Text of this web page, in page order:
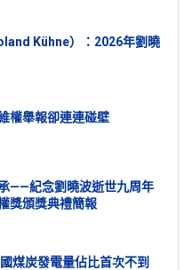
Kühne）：2026年劉曉
權舉報卻連連碰壁
——紀念劉曉波逝世九周年
獎頒獎典禮簡報
煤炭發電量佔比首次不到